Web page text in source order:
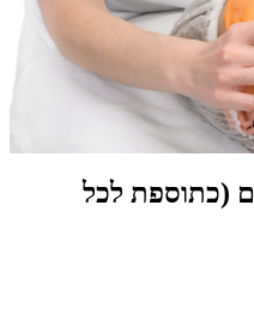
(כתוספת לכל